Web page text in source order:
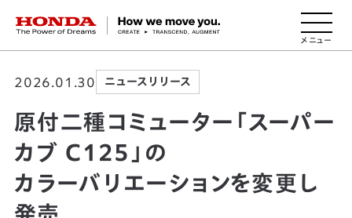
HONDA The Power of Dreams
2026.01.30 ニュースリリース
原付二種コミューター「スーパー
カブ C125」の
カラーバリエーションを変更し
発売